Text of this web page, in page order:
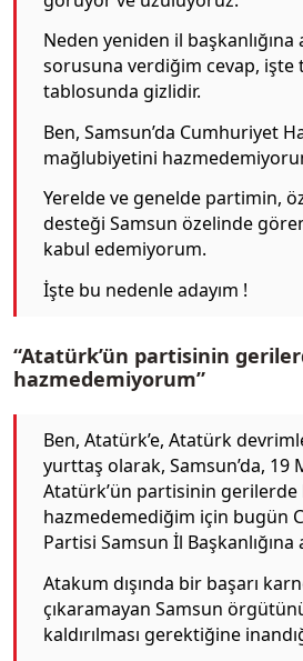
Neden yeniden il
sorusuna verdiğim cevap, işte
tablosunda gizlidir.
Ben, Samsun’da Cumhuriyet
mağlubiyetini
Yerelde ve genelde partimin,
desteği Samsun özelinde
kabul edemiyorum.
İşte bu nedenle adayım !
“Atatürk’ün partisinin
hazmedemiyorum”
Ben, Atatürk’e, Atatürk
yurttaş olarak, Samsun’da, 19
Atatürk’ün partisinin gerilerde
hazmedemediğim için bugün
Partisi Samsun İl Başkanlığına
Atakum dışında bir başarı
çıkaramayan Samsun
kaldırılması gerektiğine